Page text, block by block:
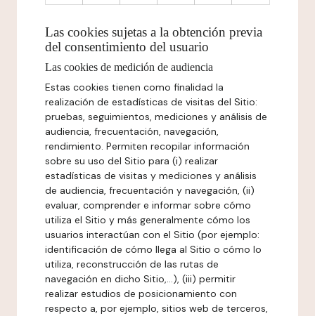
Las cookies sujetas a la obtención previa
del consentimiento del usuario
Las cookies de medición de audiencia
Estas cookies tienen como finalidad la
realización de estadísticas de visitas del Sitio:
pruebas, seguimientos, mediciones y análisis de
audiencia, frecuentación, navegación,
rendimiento. Permiten recopilar información
sobre su uso del Sitio para (i) realizar
estadísticas de visitas y mediciones y análisis
de audiencia, frecuentación y navegación, (ii)
evaluar, comprender e informar sobre cómo
utiliza el Sitio y más generalmente cómo los
usuarios interactúan con el Sitio (por ejemplo:
identificación de cómo llega al Sitio o cómo lo
utiliza, reconstrucción de las rutas de
navegación en dicho Sitio,...), (iii) permitir
realizar estudios de posicionamiento con
respecto a, por ejemplo, sitios web de terceros,